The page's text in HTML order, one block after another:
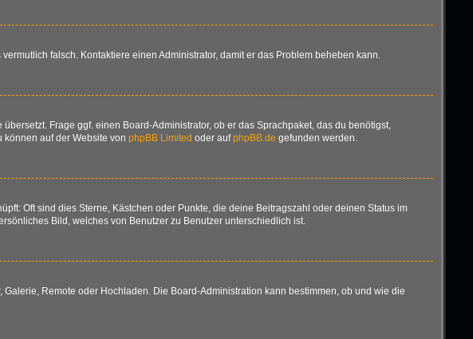
falsch. Kontaktiere einen Administrator, damit er das Problem beheben kann.
Frage ggf. einen Board-Administrator, ob er das Sprachpaket, das du benötigst,
auf der Website von phpBB Limited oder aufphpBB.de gefunden werden.
Oft sind dies Sterne, Kästchen oder Punkte, die deine Beitragszahl oder deinen Status im
Bild, welches von Benutzer zu Benutzer unterschiedlich ist.
Remote oder Hochladen. Die Board-Administration kann bestimmen, ob und wie die